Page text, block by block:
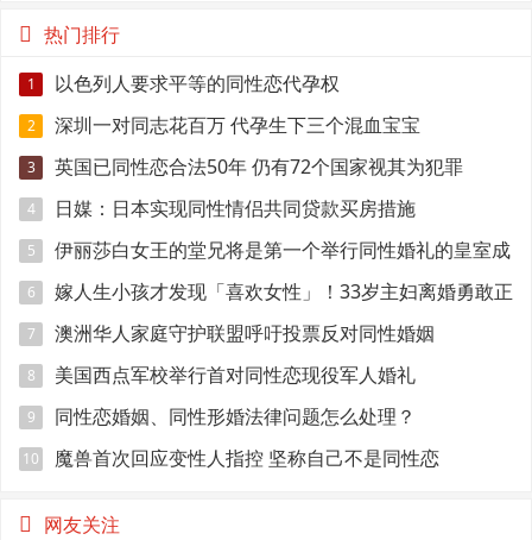
热门排行
1 以色列人要求平等的同性恋代孕权
2 深圳一对同志花百万 代孕生下三个混血宝宝
3 英国已同性恋合法50年 仍有72个国家视其为犯罪
4 日媒：日本实现同性情侣共同贷款买房措施
5
伊丽莎白女王的堂兄将是第一个举行同性婚礼的皇室成
员
6
嫁人生小孩才发现「喜欢女性」！33岁主妇离婚勇敢正
视性取向
7 澳洲华人家庭守护联盟呼吁投票反对同性婚姻
8 美国西点军校举行首对同性恋现役军人婚礼
9 同性恋婚姻、同性形婚法律问题怎么处理？
10 魔兽首次回应变性人指控 坚称自己不是同性恋
网友关注